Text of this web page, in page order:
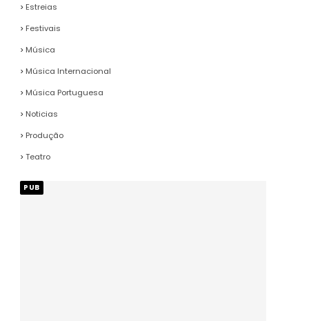
Estreias
Festivais
Música
Música Internacional
Música Portuguesa
Noticias
Produção
Teatro
PUB